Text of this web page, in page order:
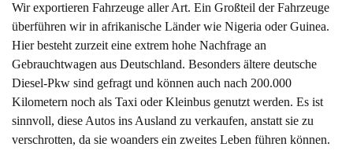
Wir exportieren Fahrzeuge aller Art. Ein Großteil der Fahrzeuge
überführen wir in afrikanische Länder wie Nigeria oder Guinea.
Hier besteht zurzeit eine extrem hohe Nachfrage an
Gebrauchtwagen aus Deutschland. Besonders ältere deutsche
Diesel-Pkw sind gefragt und können auch nach 200.000
Kilometern noch als Taxi oder Kleinbus genutzt werden. Es ist
sinnvoll, diese Autos ins Ausland zu verkaufen, anstatt sie zu
verschrotten, da sie woanders ein zweites Leben führen können.